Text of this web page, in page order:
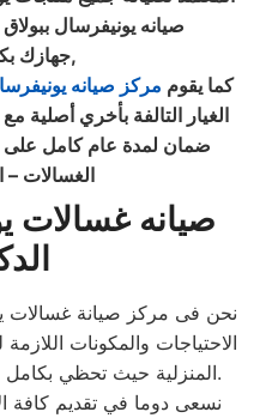
صيانه يونيفرسال
جهازك بكفاءة عالية,
كما يقوم مركز صيانه
الغيار التالفة بأخري أصلية
ضمان لمدة عام كامل على
الغسالات –
صيانه غسالات
نحن فى مركز صيانة غسالات
الاحتياجات والمكونات
المنزلية حيث تحظي بكامل اهتمامنا من فنيين ومهندسين.
نسعى دوما في تقديم كافة